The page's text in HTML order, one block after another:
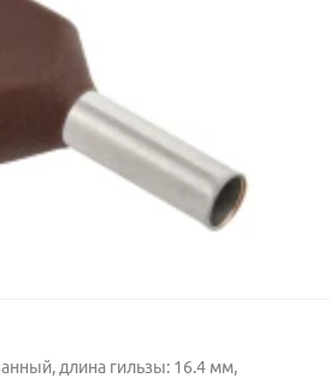
длина гильзы: 16.4 мм,